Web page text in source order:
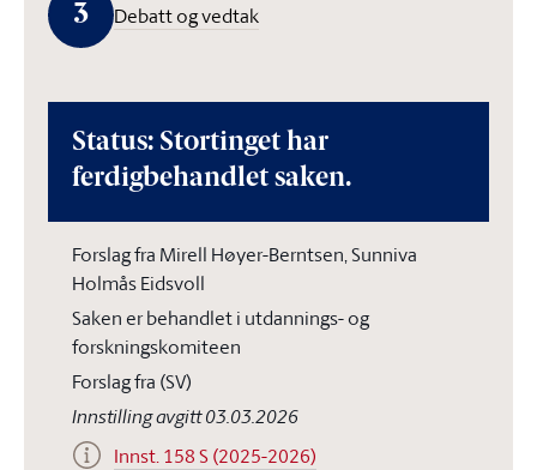
3 Debatt og vedtak
Status: Stortinget har
ferdigbehandlet saken.
Forslag fra Mirell Høyer-Berntsen, Sunniva
Holmås Eidsvoll
Saken er behandlet i utdannings- og
forskningskomiteen
Forslag fra (SV)
Innstilling avgitt 03.03.2026
Innst. 158 S (2025-2026)